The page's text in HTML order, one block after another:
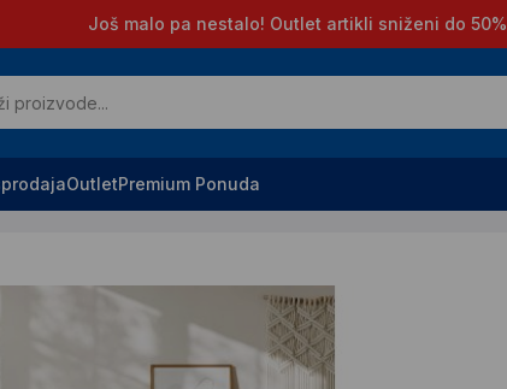
Još malo pa nestalo! Outlet artikli sniženi do 50%
OutletPremium Ponuda